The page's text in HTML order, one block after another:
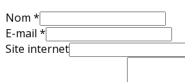
Nom *
E-mail *
Site internet